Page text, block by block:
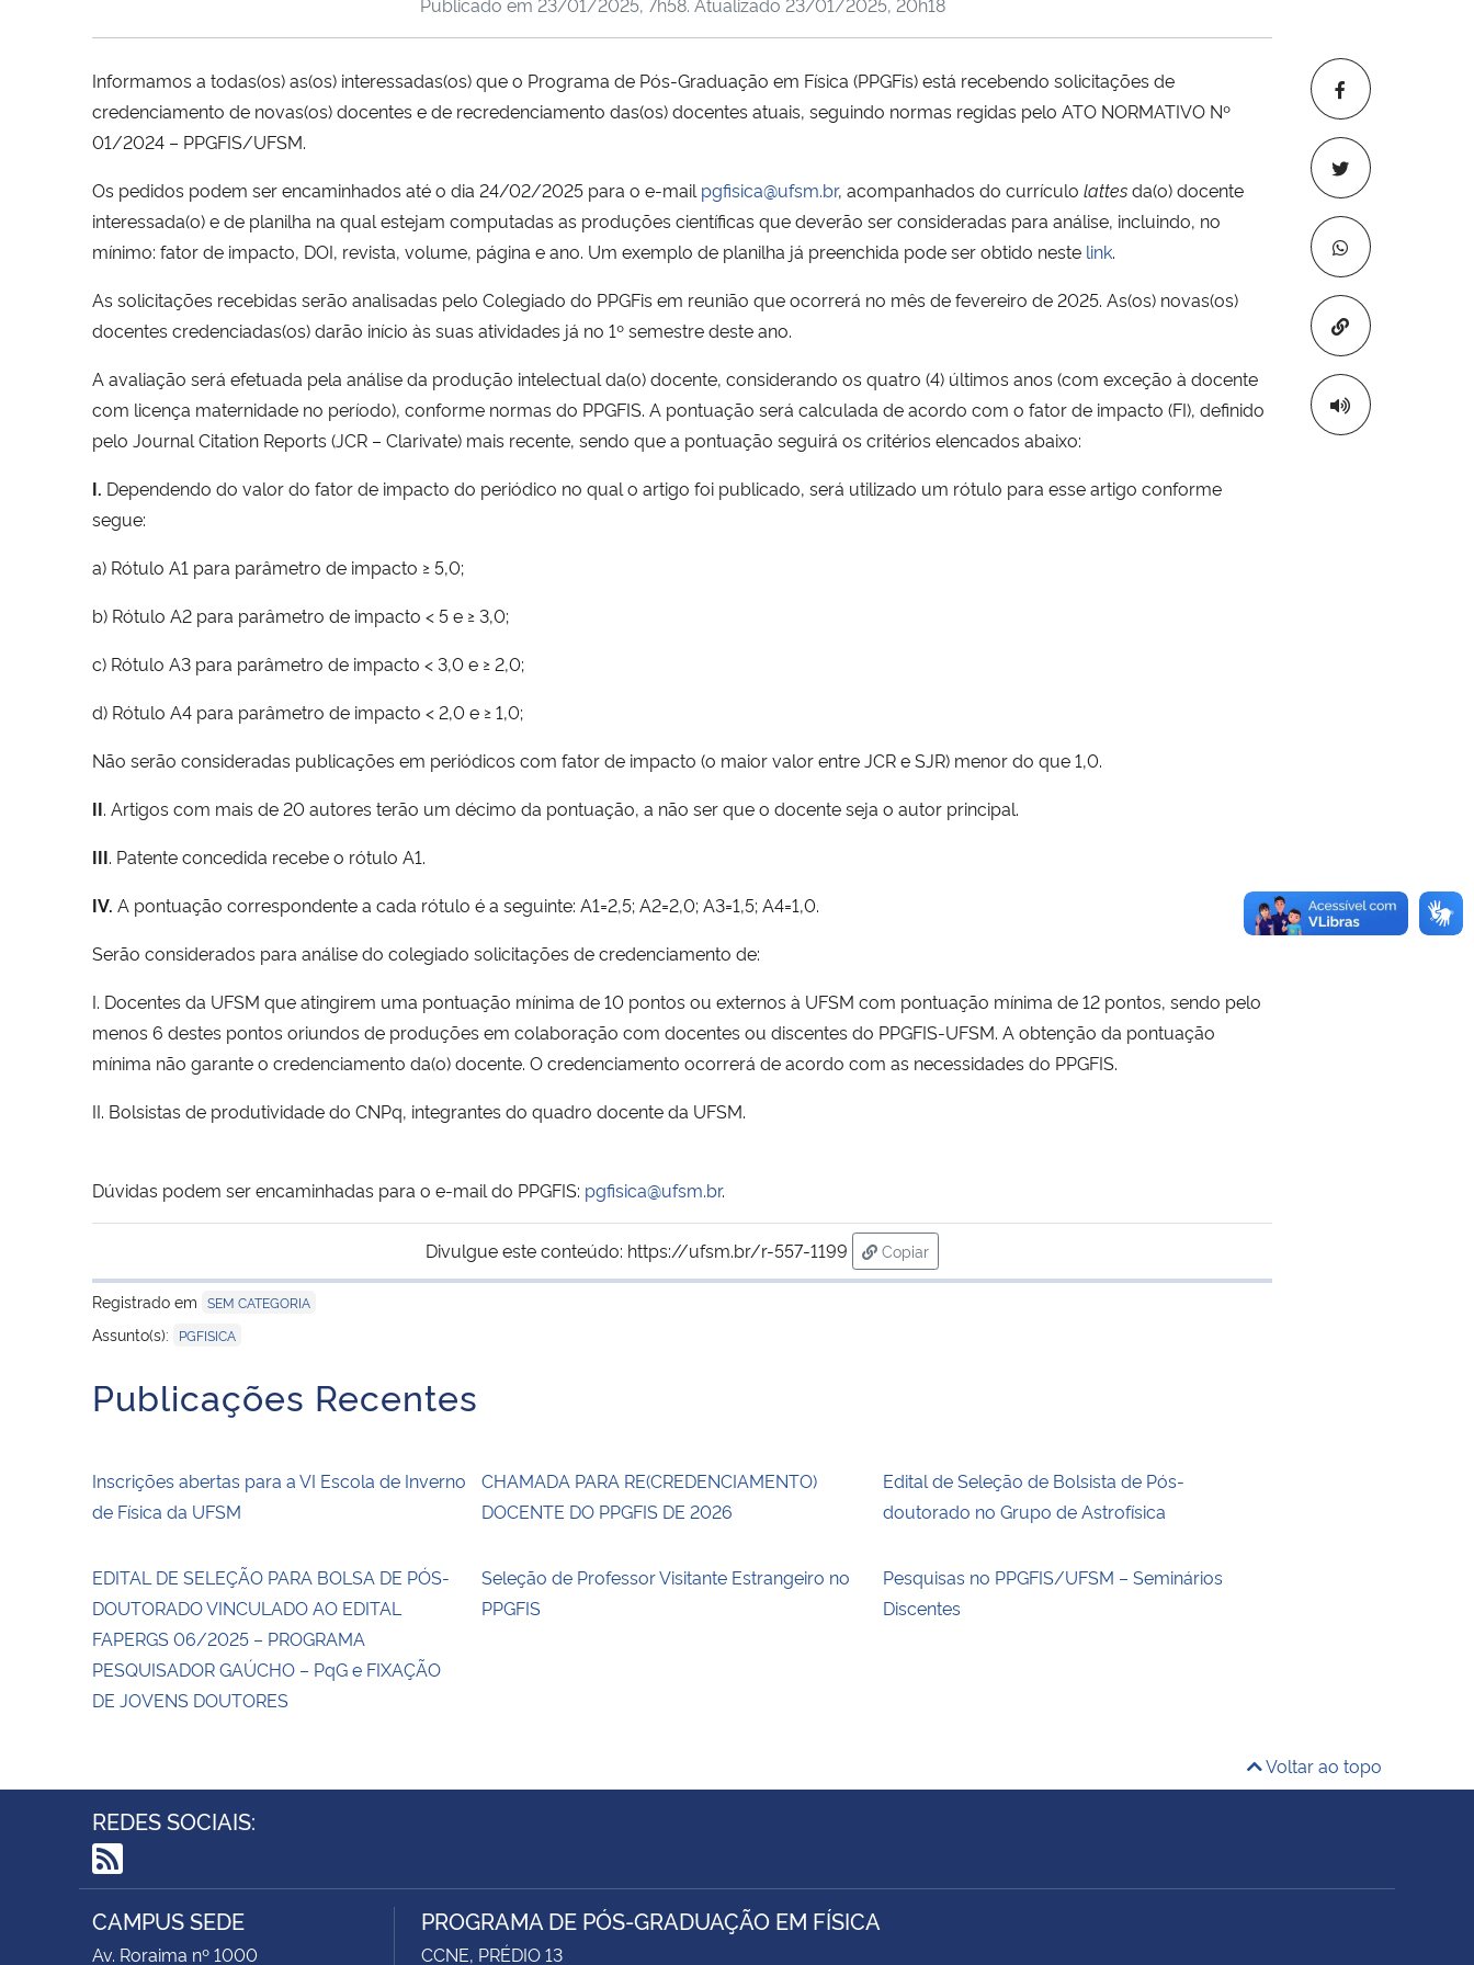
Copiar para
Informamos a todas(os) as(os) interessadas(os) que o Programa de Pós-Graduação em Física (PPGFis) está recebendo solicitações de
credenciamento de novas(os) docentes e de recredenciamento das(os) docentes atuais, seguindo normas regidas pelo ATO NORMATIVO Nº
01/2024 – PPGFIS/UFSM.
Os pedidos podem ser encaminhados até o dia 24/02/2025 para o e-mail pgfisica@ufsm.br, acompanhados do currículo lattesda(o) docente
interessada(o) e de planilha na qual estejam computadas as produções científicas que deverão ser consideradas para análise, incluindo, no
mínimo: fator de impacto, DOI, revista, volume, página e ano. Um exemplo de planilha já preenchida pode ser obtido neste link.
As solicitações recebidas serão analisadas pelo Colegiado do PPGFis em reunião que ocorrerá no mês de fevereiro de 2025. As(os) novas(os)
docentes credenciadas(os) darão início às suas atividades já no 1º semestre deste ano.
A avaliação será efetuada pela análise da produção intelectual da(o) docente, considerando os quatro (4) últimos anos (com exceção à docente
com licença maternidade no período), conforme normas do PPGFIS. A pontuação será calculada de acordo com o fator de impacto (FI), definido
pelo Journal Citation Reports (JCR – Clarivate) mais recente, sendo que a pontuação seguirá os critérios elencados abaixo:
I. Dependendo do valor do fator de impacto do periódico no qual o artigo foi publicado, será utilizado um rótulo para esse artigo conforme
segue:
a) Rótulo A1 para parâmetro de impacto ≥ 5,0;
b) Rótulo A2 para parâmetro de impacto < 5 e ≥ 3,0;
c) Rótulo A3 para parâmetro de impacto < 3,0 e ≥ 2,0;
d) Rótulo A4 para parâmetro de impacto < 2,0 e ≥ 1,0;
Não serão consideradas publicações em periódicos com fator de impacto (o maior valor entre JCR e SJR) menor do que 1,0.
II. Artigos com mais de 20 autores terão um décimo da pontuação, a não ser que o docente seja o autor principal.
III. Patente concedida recebe o rótulo A1.
IV. A pontuação correspondente a cada rótulo é a seguinte: A1=2,5; A2=2,0; A3=1,5; A4=1,0.
Serão considerados para análise do colegiado solicitações de credenciamento de:
I. Docentes da UFSM que atingirem uma pontuação mínima de 10 pontos ou externos à UFSM com pontuação mínima de 12 pontos, sendo pelo
menos 6 destes pontos oriundos de produções em colaboração com docentes ou discentes do PPGFIS-UFSM. A obtenção da pontuação
mínima não garante o credenciamento da(o) docente. O credenciamento ocorrerá de acordo com as necessidades do PPGFIS.
II. Bolsistas de produtividade do CNPq, integrantes do quadro docente da UFSM.
Dúvidas podem ser encaminhadas para o e-mail do PPGFIS: pgfisica@ufsm.br.
Divulgue este conteúdo: https://ufsm.br/r-557-1199
Copiar
para área de transferência
Registrado em SEM CATEGORIA
Assunto(s): PGFISICA
Publicações Recentes
Inscrições abertas para a VI Escola de Inverno
de Física da UFSM
CHAMADA PARA RE(CREDENCIAMENTO)
DOCENTE DO PPGFIS DE 2026
Edital de Seleção de Bolsista de Pós-
doutorado no Grupo de Astrofísica
EDITAL DE SELEÇÃO PARA BOLSA DE PÓS-
DOUTORADO VINCULADO AO EDITAL
FAPERGS 06/2025 – PROGRAMA
PESQUISADOR GAÚCHO – PqG e FIXAÇÃO
DE JOVENS DOUTORES
Seleção de Professor Visitante Estrangeiro no
PPGFIS
Pesquisas no PPGFIS/UFSM – Seminários
Discentes
Voltar ao topo
REDES SOCIAIS:
RSS
CAMPUS SEDE
Av. Roraima nº 1000
PROGRAMA DE PÓS-GRADUAÇÃO EM FÍSICA
CCNE, PRÉDIO 13